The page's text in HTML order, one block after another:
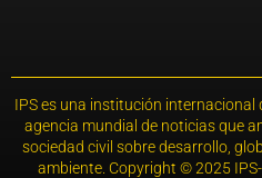
IPS es una institución internacional
agencia mundial de noticias que
sociedad civil sobre desarrollo,
ambiente. Copyright © 2025